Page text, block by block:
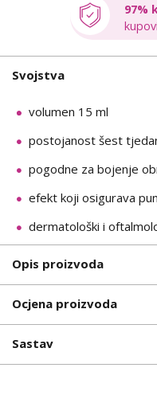
97%
Svojstva
volumen 15 ml
postojanost šest
pogodne za bojenje
efekt koji osigurava
dermatološki i
Opis proizvoda
Ocjena proizvoda
Sastav